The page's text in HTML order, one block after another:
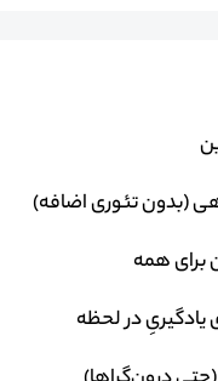
(بدون تئوری اضافه)
برای همه
در لحظه